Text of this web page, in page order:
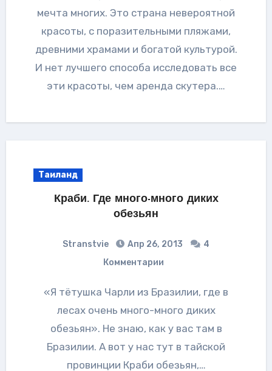
мечта многих. Это страна невероятной
красоты, с поразительными пляжами,
древними храмами и богатой культурой.
И нет лучшего способа исследовать все
эти красоты, чем аренда скутера.…
Таиланд
Краби. Где много-много диких
обезьян
Stranstvie Апр 26, 2013
4
Комментарии
«Я тётушка Чарли из Бразилии, где в
лесах очень много-много диких
обезьян». Не знаю, как у вас там в
Бразилии. А вот у нас тут в тайской
провинции Краби обезьян,…